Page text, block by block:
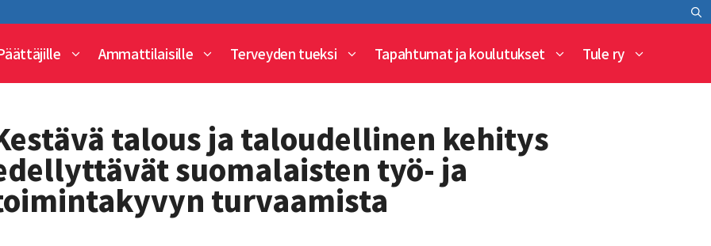
Ammattilaisille Terveyden tueksi Tapahtumat ja koulutukset Tule ry
talous ja taloudellinen kehitys
suomalaisten työ- ja
turvaamista